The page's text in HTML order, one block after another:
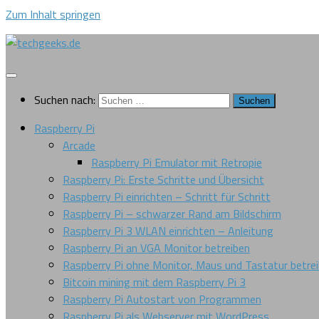
Zum Inhalt springen
Suchen nach:
Raspberry Pi
Arcade
Raspberry Pi Emulator mit Retropie
Raspberry Pi: Erste Schritte und Übersicht
Raspberry Pi einrichten – Schritt für Schritt
Raspberry Pi – schwarzer Rand am Bildschirm
Raspberry Pi 3 WLAN einrichten – Anleitung
Raspberry Pi an VGA Monitor betreiben
Raspberry Pi ohne Monitor, Maus und Tastatur
Bitcoin mining mit dem Raspberry Pi 3
Raspberry Pi Autostart von Programmen